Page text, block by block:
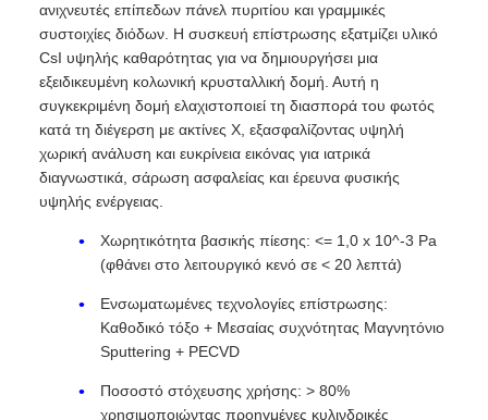
ανιχνευτές επίπεδων πάνελ πυριτίου και γραμμικές
συστοιχίες διόδων. Η συσκευή επίστρωσης εξατμίζει υλικό
CsI υψηλής καθαρότητας για να δημιουργήσει μια
εξειδικευμένη κολωνική κρυσταλλική δομή. Αυτή η
συγκεκριμένη δομή ελαχιστοποιεί τη διασπορά του φωτός
κατά τη διέγερση με ακτίνες Χ, εξασφαλίζοντας υψηλή
χωρική ανάλυση και ευκρίνεια εικόνας για ιατρικά
διαγνωστικά, σάρωση ασφαλείας και έρευνα φυσικής
υψηλής ενέργειας.
Χωρητικότητα βασικής πίεσης: <= 1,0 x 10^-3 Pa
(φθάνει στο λειτουργικό κενό σε < 20 λεπτά)
Ενσωματωμένες τεχνολογίες επίστρωσης:
Καθοδικό τόξο + Μεσαίας συχνότητας Μαγνητόνιο
Sputtering + PECVD
Ποσοστό στόχευσης χρήσης: > 80%
χρησιμοποιώντας προηγμένες κυλινδρικές